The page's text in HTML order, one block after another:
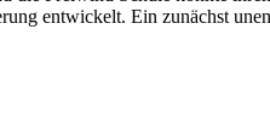
entwickelt. Ein zunächst